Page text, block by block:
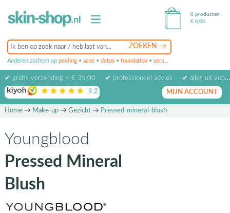
Anderen zochten op peeling • acné • detox • foundation • serum
0 producten
€ 0,00
✔ gratis verzending > € 35,00 ✔ professioneel advies
✔ alles uit voorraad leverbaar
9,2 op basis van beoordelingen
MIJN ACCOUNT
Home→ Make-up→ Gezicht→ Pressed-mineral-blush
Youngblood
Pressed Mineral
Blush